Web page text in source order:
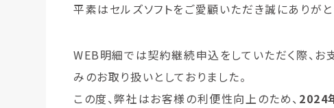
平素はセルズソフトをご愛顧いただき誠にありがと
WEB明細では契約継続申込をしていただく際、お
みのお取り扱いとしておりました。
この度、弊社はお客様の利便性向上のため、 2024